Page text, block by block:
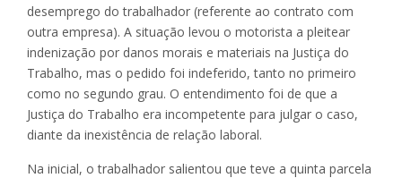
desemprego do trabalhador (referente ao contrato com
outra empresa). A situação levou o motorista a pleitear
indenização por danos morais e materiais na Justiça do
Trabalho, mas o pedido foi indeferido, tanto no primeiro
como no segundo grau. O entendimento foi de que a
Justiça do Trabalho era incompetente para julgar o caso,
diante da inexistência de relação laboral.
Na inicial, o trabalhador salientou que teve a quinta parcela